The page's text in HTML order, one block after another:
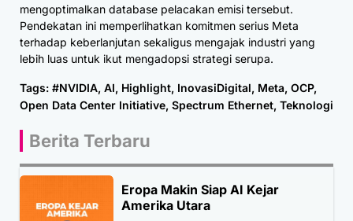
mengoptimalkan database pelacakan emisi tersebut.
Pendekatan ini memperlihatkan komitmen serius Meta
terhadap keberlanjutan sekaligus mengajak industri yang
lebih luas untuk ikut mengadopsi strategi serupa.
Tags: #NVIDIA, AI, Highlight, InovasiDigital, Meta, OCP,
Open Data Center Initiative, Spectrum Ethernet, Teknologi
Berita Terbaru
Eropa Makin Siap AI Kejar
Amerika Utara